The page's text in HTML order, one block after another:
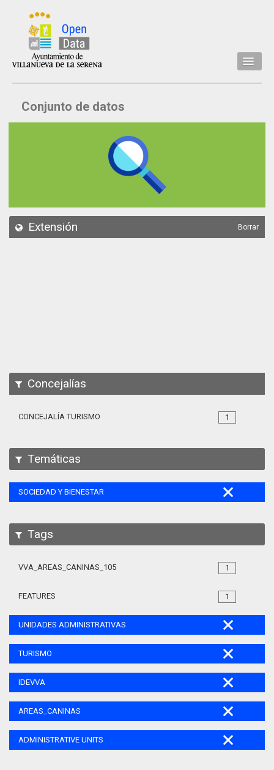
Inicio
Datos
API
Conjunto de datos
Extensión Borrar
Concejalías
1
CONCEJALÍA TURISMO
Temáticas
SOCIEDAD Y BIENESTAR
Tags
1
VVA_AREAS_CANINAS_105
1
FEATURES
UNIDADES ADMINISTRATIVAS
TURISMO
IDEVVA
AREAS_CANINAS
ADMINISTRATIVE UNITS